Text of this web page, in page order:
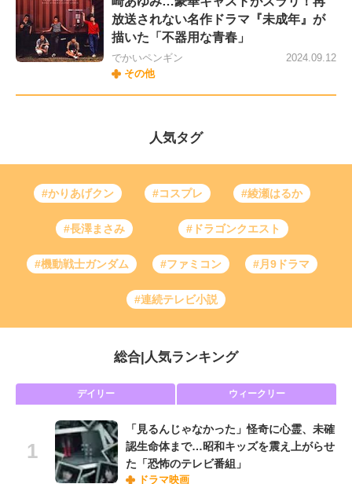
放送されない名作ドラマ『未成年』が
描いた「不器用な青春」
でかいペンギン
その他
2024.09.12
人気タグ
#かりあげクン #コスプレ #綾瀬はるか
#長澤まさみ #ドラゴンクエスト
#機動戦士ガンダム #ファミコン #月9ドラマ
#連続テレビ小説
総合 人気ランキング
デイリー ウィークリー
「見るんじゃなかった」怪奇に心霊、未確
認生命体まで…昭和キッズを震え上がらせ
た「恐怖のテレビ番組」
ドラマ映画